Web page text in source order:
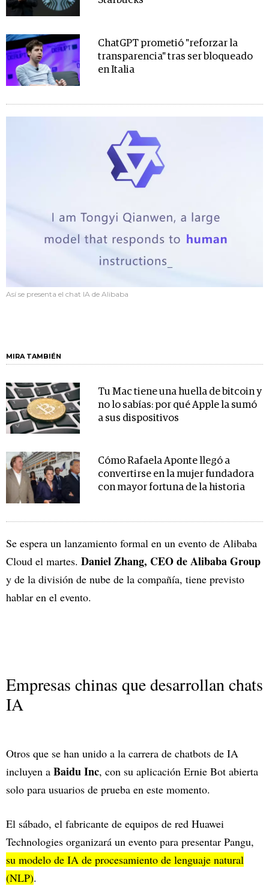
ChatGPT prometió "reforzar la
transparencia" tras ser bloqueado
en Italia
Así se presenta el chat IA de Alibaba
MIRA TAMBIÉN
Tu Mac tiene una huella de bitcoin y
no lo sabías: por qué Apple la sumó
a sus dispositivos
Cómo Rafaela Aponte llegó a
convertirse en la mujer fundadora
con mayor fortuna de la historia
Se espera un lanzamiento formal en un evento de Alibaba
Cloud el martes. Daniel Zhang, CEO de Alibaba Group
y de la división de nube de la compañía, tiene previsto
hablar en el evento.
Empresas chinas que desarrollan chats
IA
Otros que se han unido a la carrera de chatbots de IA
incluyen a Baidu Inc, con su aplicación Ernie Bot abierta
solo para usuarios de prueba en este momento.
El sábado, el fabricante de equipos de red Huawei
Technologies organizará un evento para presentar Pangu,
su modelo de IA de procesamiento de lenguaje natural
(NLP).